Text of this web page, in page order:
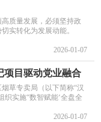
质量发展，必须坚持政
实转化为发展动能。
2026-01-07
项目驱动党业融合
草专卖局（以下简称“汉
织实施“数智赋能‘全盘全
2026-01-07